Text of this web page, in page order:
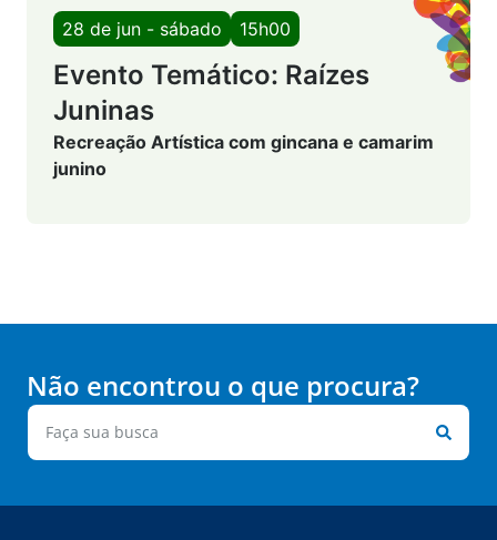
28 de jun - sábado 15h00
Evento Temático: Raízes
Juninas
Recreação Artística com gincana e camarim
junino
Não encontrou o que procura?